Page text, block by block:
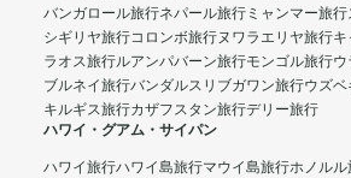
バンガロール旅行ネパール旅行 ミャンマー旅行
シギリヤ旅行コロンボ旅行ヌワラエリヤ旅行キ
ラオス旅行ルアンパバーン旅行モンゴル旅行ウ
ブルネイ旅行バンダルスリブガワン旅行ウズ
キルギス旅行カザフスタン旅行デリー旅行
ハワイ・グアム・サイパン
ハワイ旅行ハワイ島旅行マウイ島旅行ホノルル